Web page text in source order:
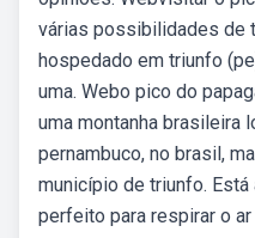
várias possibilidades de
hospedado em triunfo
uma. Webo pico do
uma montanha brasileira
pernambuco, no brasil,
município de triunfo. Está
perfeito para respirar o